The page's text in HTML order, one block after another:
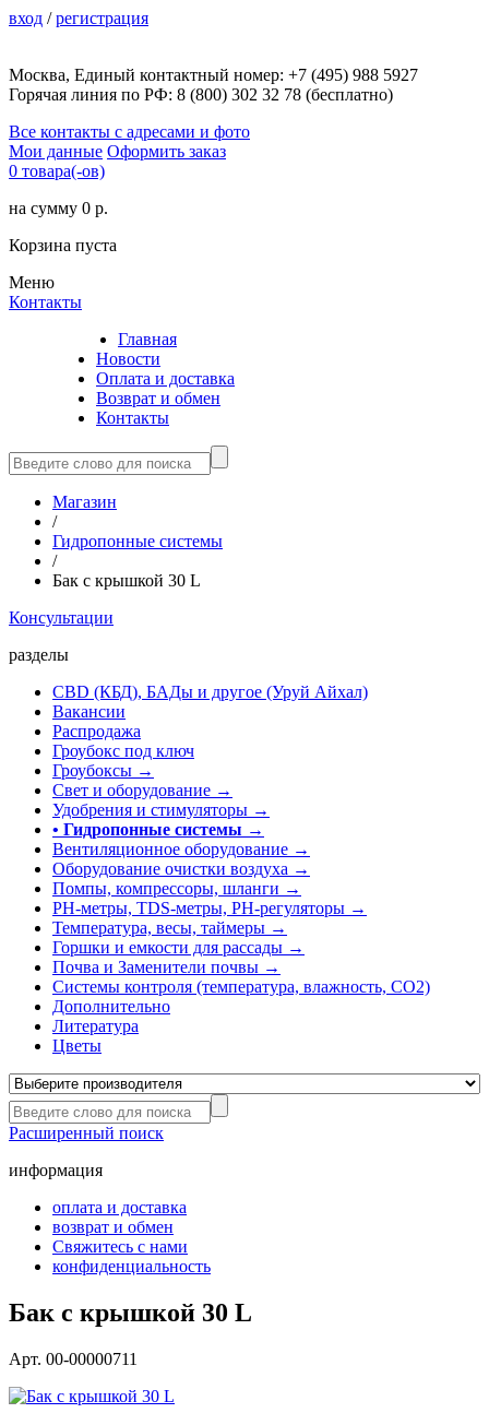
вход /регистрация
Москва, Единый контактный номер: +7 (495) 988 5927
Горячая линия по РФ: 8 (800) 302 32 78 (бесплатно)
Все контакты с адресами и фото
Мои данные Оформить заказ
0 товара(-ов)
на сумму 0 р.
Корзина пуста
Меню
Контакты
Главная
Новости
Оплата и доставка
Возврат и обмен
Контакты
Магазин
/
Гидропонные системы
/
Бак с крышкой 30 L
Консультации
разделы
CBD (КБД), БАДы и другое (Уруй Айхал)
Вакансии
Распродажа
Гроубокс под ключ
Гроубоксы →
Свет и оборудование →
Удобрения и стимуляторы →
• Гидропонные системы →
Вентиляционное оборудование →
Оборудование очистки воздуха →
Помпы, компрессоры, шланги →
РН-метры, TDS-метры, РН-регуляторы →
Температура, весы, таймеры →
Горшки и емкости для рассады →
Почва и Заменители почвы →
Системы контроля (температура, влажность, СО2)
Дополнительно
Литература
Цветы
Расширенный поиск
информация
оплата и доставка
возврат и обмен
Свяжитесь с нами
конфиденциальность
Бак с крышкой 30 L
Арт. 00-00000711